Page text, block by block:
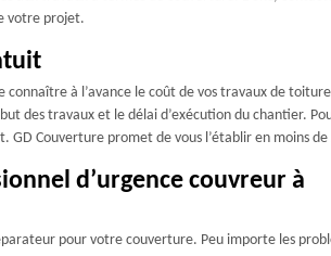
votre projet.
connaître à l’avance le coût de vos travaux de
des travaux et le délai d’exécution du chantier.
GD Couverture promet de vous l’établir en moins
d’urgence couvreur à
pour votre couverture. Peu importe les